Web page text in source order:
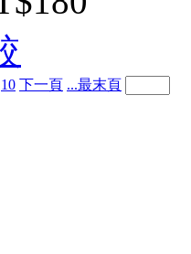
10 下一頁 ...最末頁